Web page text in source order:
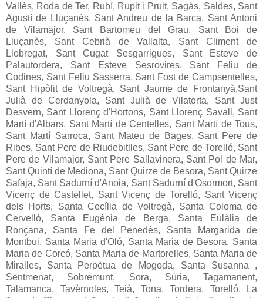
Vallès, Roda de Ter, Rubí, Rupit i Pruit, Sagàs, Saldes, Sant
Agustí de Lluçanès, Sant Andreu de la Barca, Sant Antoni
de Vilamajor, Sant Bartomeu del Grau, Sant Boi de
Lluçanès, Sant Cebrià de Vallalta, Sant Climent de
Llobregat, Sant Cugat Sesgarrigues, Sant Esteve de
Palautordera, Sant Esteve Sesrovires, Sant Feliu de
Codines, Sant Feliu Sasserra, Sant Fost de Campsentelles,
Sant Hipòlit de Voltregà, Sant Jaume de Frontanyà,Sant
Julià de Cerdanyola, Sant Julià de Vilatorta, Sant Just
Desvern, Sant Llorenç d'Hortons, Sant Llorenç Savall, Sant
Martí d'Albars, Sant Martí de Centelles, Sant Martí de Tous,
Sant Martí Sarroca, Sant Mateu de Bages, Sant Pere de
Ribes, Sant Pere de Riudebitlles, Sant Pere de Torelló, Sant
Pere de Vilamajor, Sant Pere Sallavinera, Sant Pol de Mar,
Sant Quintí de Mediona, Sant Quirze de Besora, Sant Quirze
Safaja, Sant Sadurní d'Anoia, Sant Sadurní d'Osormort, Sant
Vicenç de Castellet, Sant Vicenç de Torelló, Sant Vicenç
dels Horts, Santa Cecília de Voltregà, Santa Coloma de
Cervelló, Santa Eugènia de Berga, Santa Eulàlia de
Ronçana, Santa Fe del Penedès, Santa Margarida de
Montbui, Santa Maria d'Oló, Santa Maria de Besora, Santa
Maria de Corcó, Santa Maria de Martorelles, Santa Maria de
Miralles, Santa Perpètua de Mogoda, Santa Susanna ,
Sentmenat, Sobremunt, Sora, Súria, Tagamanent,
Talamanca, Tavèrnoles, Teià, Tona, Tordera, Torelló, La